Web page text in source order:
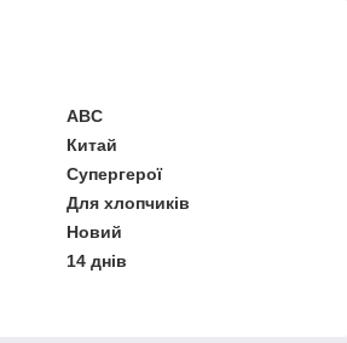
ABC
Китай
Супергерої
Для хлопчиків
Новий
14 днів